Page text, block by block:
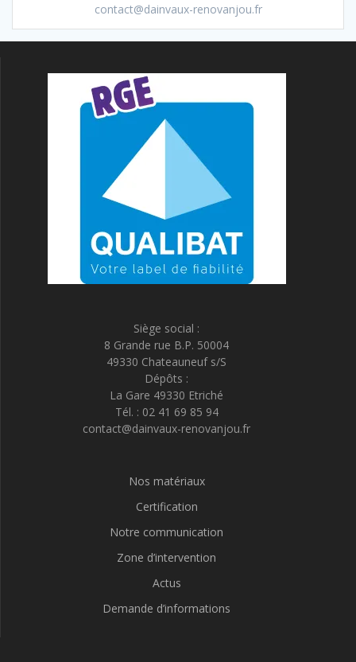
contact@dainvaux-renovanjou.fr
Siège social :
8 Grande rue B.P. 50004
49330 Chateauneuf s/S
Dépôts :
La Gare 49330 Etriché
Tél. : 02 41 69 85 94
contact@dainvaux-renovanjou.fr
Nos matériaux
Certification
Notre communication
Zone d’intervention
Actus
Demande d’informations